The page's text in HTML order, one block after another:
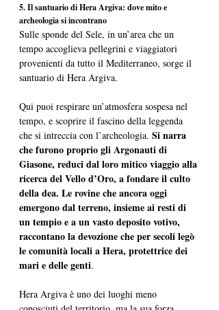
5. Il santuario di Hera Argiva: dove mito e
archeologia si incontrano
Sulle sponde del Sele, in un’area che un
tempo accoglieva pellegrini e viaggiatori
provenienti da tutto il Mediterraneo, sorge il
santuario di Hera Argiva.
Qui puoi respirare un’atmosfera sospesa nel
tempo, e scoprire il fascino della leggenda
che si intreccia con l’archeologia. Si narra
che furono proprio gli Argonauti di
Giasone, reduci dal loro mitico viaggio alla
ricerca del Vello d’Oro, a fondare il culto
della dea. Le rovine che ancora oggi
emergono dal terreno, insieme ai resti di
un tempio e a un vasto deposito votivo,
raccontano la devozione che per secoli legò
le comunità locali a Hera, protettrice dei
mari e delle genti.
Hera Argiva è uno dei luoghi meno